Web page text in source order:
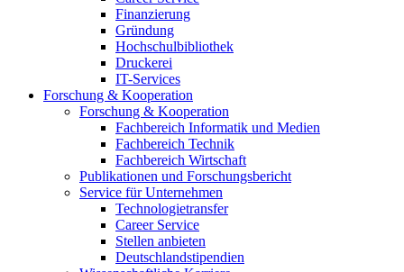
Finanzierung
Gründung
Hochschulbibliothek
Druckerei
IT-Services
Forschung & Kooperation
Forschung & Kooperation
Fachbereich Informatik und Medien
Fachbereich Technik
Fachbereich Wirtschaft
Publikationen und Forschungsbericht
Service für Unternehmen
Technologietransfer
Career Service
Stellen anbieten
Deutschlandstipendien